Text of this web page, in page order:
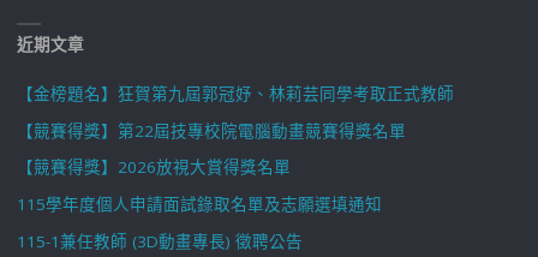
近期文章
【金榜題名】狂賀第九屆郭冠妤、林莉芸同學考取正式教師
【競賽得獎】第22屆技專校院電腦動畫競賽得獎名單
【競賽得獎】2026放視大賞得獎名單
115學年度個人申請面試錄取名單及志願選填通知
115-1兼任教師 (3D動畫專長) 徵聘公告